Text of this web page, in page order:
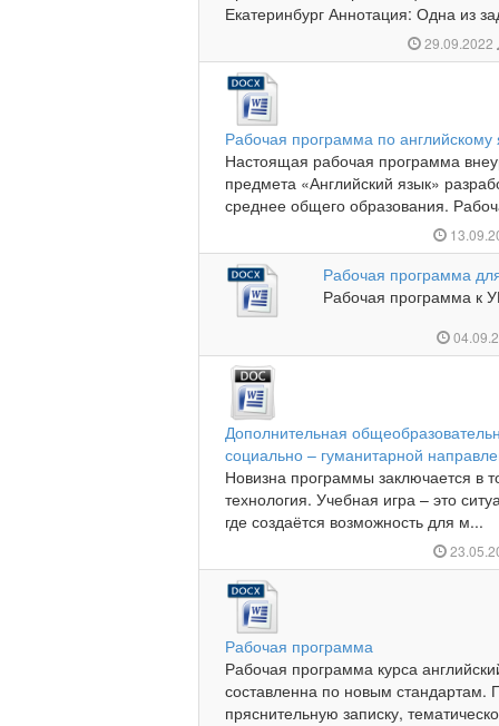
Екатеринбург Аннотация: Одна из
29.09.2022
Рабочая программа по английскому
Настоящая рабочая программа
предмета «Английский язык»
среднее общего образования.
Рабочая программа
Рабочая программа к
Дополнительная
социально – гуманитарной
Новизна программы заключается в
технология. Учебная игра – это
где создаётся возможность для м...
Рабочая программа
Рабочая программа курса
составленна по новым стандартам.
пряснительную записку,